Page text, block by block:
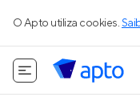
O Apto utiliza cookies.